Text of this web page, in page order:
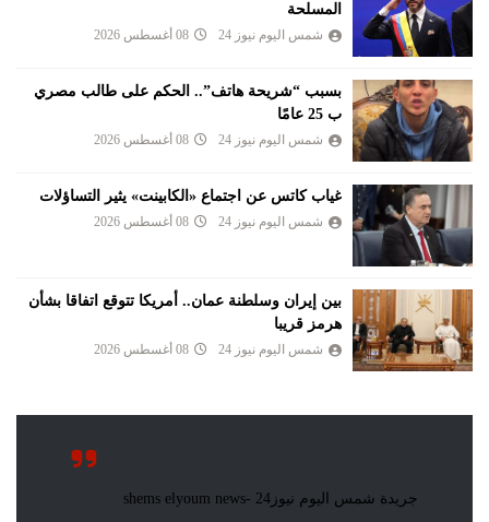
المسلحة
شمس اليوم نيوز 24 08 أغسطس 2026
بسبب “شريحة هاتف”.. الحكم على طالب مصري
ب 25 عامًا
شمس اليوم نيوز 24 08 أغسطس 2026
غياب كاتس عن اجتماع «الكابينت» يثير التساؤلات
شمس اليوم نيوز 24 08 أغسطس 2026
بين إيران وسلطنة عمان.. أمريكا تتوقع اتفاقا بشأن
هرمز قريبا
شمس اليوم نيوز 24 08 أغسطس 2026